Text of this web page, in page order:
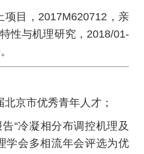
项目，2017M620712，亲
性与机理研究，2018/01-
京市优秀青年人才；
“冷凝相分布调控机理及
学会多相流年会评选为优